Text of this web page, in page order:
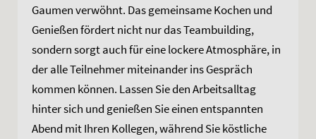
Gaumen verwöhnt. Das gemeinsame Kochen und
Genießen fördert nicht nur das Teambuilding,
sondern sorgt auch für eine lockere Atmosphäre, in
der alle Teilnehmer miteinander ins Gespräch
kommen können. Lassen Sie den Arbeitsalltag
hinter sich und genießen Sie einen entspannten
Abend mit Ihren Kollegen, während Sie köstliche